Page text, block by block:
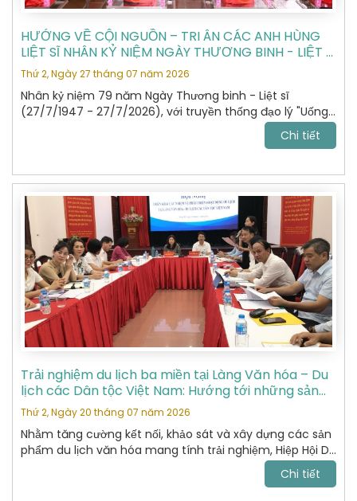
HƯỚNG VỀ CỘI NGUỒN – TRI ÂN CÁC ANH HÙNG
LIỆT SĨ NHÂN KỶ NIỆM NGÀY THƯƠNG BINH - LIỆT SĨ
27/7
Thứ 2, Ngày 27 tháng 07 năm 2026
Nhân kỷ niệm 79 năm Ngày Thương binh - Liệt sĩ
(27/7/1947 - 27/7/2026), với truyền thống đạo lý "Uống
nước nhớ nguồn", "Đền ơn đáp nghĩa", Hiệp hội Du lịch Hà
Nội đã tổ chức hành trình dâng hương, tưởng niệm các
tỉnh Tuyên Quang – nơi yên nghỉ của gần 2.000 Anh
bảo vệ biên giới phía Bắc của Tổ quốc giai đoạn 1979 -
1989.
Chi tiết
Trải nghiệm du lịch ba miền tại Làng Văn hóa – Du
lịch các Dân tộc Việt Nam: Hướng tới những sản
phẩm du lịch văn hóa đặc sắc
Thứ 2, Ngày 20 tháng 07 năm 2026
Nhằm tăng cường kết nối, khảo sát và xây dựng các sản
phẩm du lịch văn hóa mang tính trải nghiệm, Hiệp Hội Du
Lịch Hoàn Kiếm đã tham gia chương trình khảo sát thực
tế tại Làng Văn hóa – Du lịch các Dân tộc Việt Nam do
Chi tiết